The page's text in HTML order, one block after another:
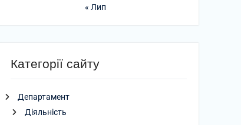
« Лип
Категорії сайту
Департамент
Діяльність